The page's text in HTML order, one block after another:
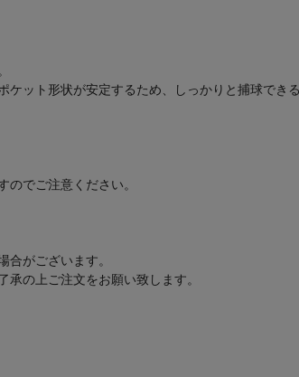
ット形状が安定するため、しっかりと捕球でき
でご注意ください。
がございます。
の上ご注文をお願い致します。